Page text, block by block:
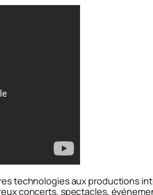
technologies aux productions
concerts, spectacles,